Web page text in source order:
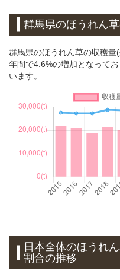
群馬県のほうれん
群馬県のほうれん草の収穫
年間で4.6%の増加となって
います。
日本全体のほうれ
割合の推移